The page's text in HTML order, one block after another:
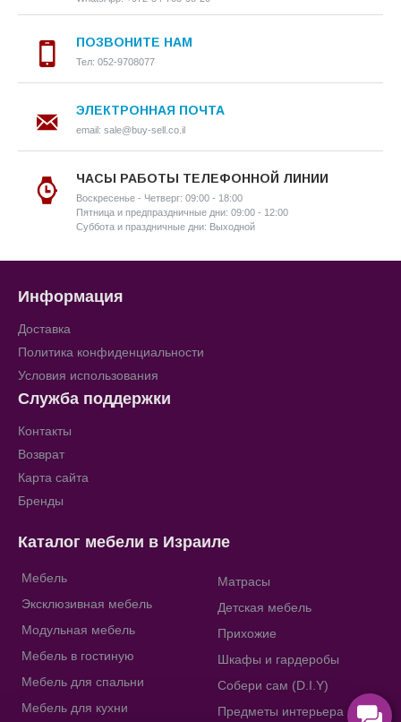
ПОЗВОНИТЕ НАМ
Тел: 052-9708077
ЭЛЕКТРОННАЯ ПОЧТА
email: sale@buy-sell.co.il
ЧАСЫ РАБОТЫ ТЕЛЕФОННОЙ ЛИНИИ
Воскресенье - Четверг: 09:00 - 18:00
Пятница и предпраздничные дни: 09:00 - 12:00
Суббота и праздничные дни: Выходной
Информация
Доставка
Политика конфиденциальности
Условия использования
Служба поддержки
Контакты
Возврат
Карта сайта
Бренды
Каталог мебели в Израиле
Мебель
Эксклюзивная мебель
Модульная мебель
Мебель в гостиную
Мебель для спальни
Мебель для кухни
Матрасы
Детская мебель
Прихожие
Шкафы и гардеробы
Собери сам (D.I.Y)
Предметы интерьера